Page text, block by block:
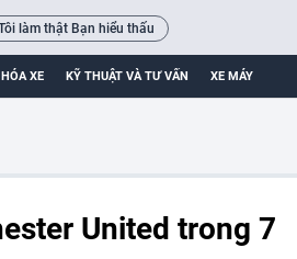
làm thật Bạn hiểu thấu
XE KỸ THUẬT VÀ TƯ VẤN XE MÁY
United trong 7